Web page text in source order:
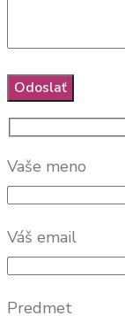
Vaše meno
Váš email
Predmet